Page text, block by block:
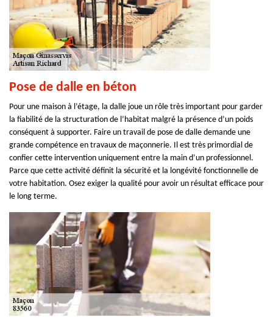
Pose de dalle en béton
Pour une maison à l’étage, la dalle joue un rôle très important pour garder
la fiabilité de la structuration de l’habitat malgré la présence d’un poids
conséquent à supporter. Faire un travail de pose de dalle demande une
grande compétence en travaux de maçonnerie. Il est très primordial de
confier cette intervention uniquement entre la main d’un professionnel.
Parce que cette activité définit la sécurité et la longévité fonctionnelle de
votre habitation. Osez exiger la qualité pour avoir un résultat efficace pour
le long terme.